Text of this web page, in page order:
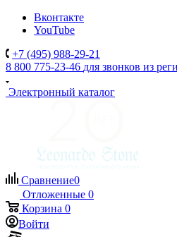
Вконтакте
YouTube
+7 (495) 988-29-21
8 800 775-23-46 для звонков из
Электронный каталог
Сравнение0
Отложенные 0
Корзина 0
Войти